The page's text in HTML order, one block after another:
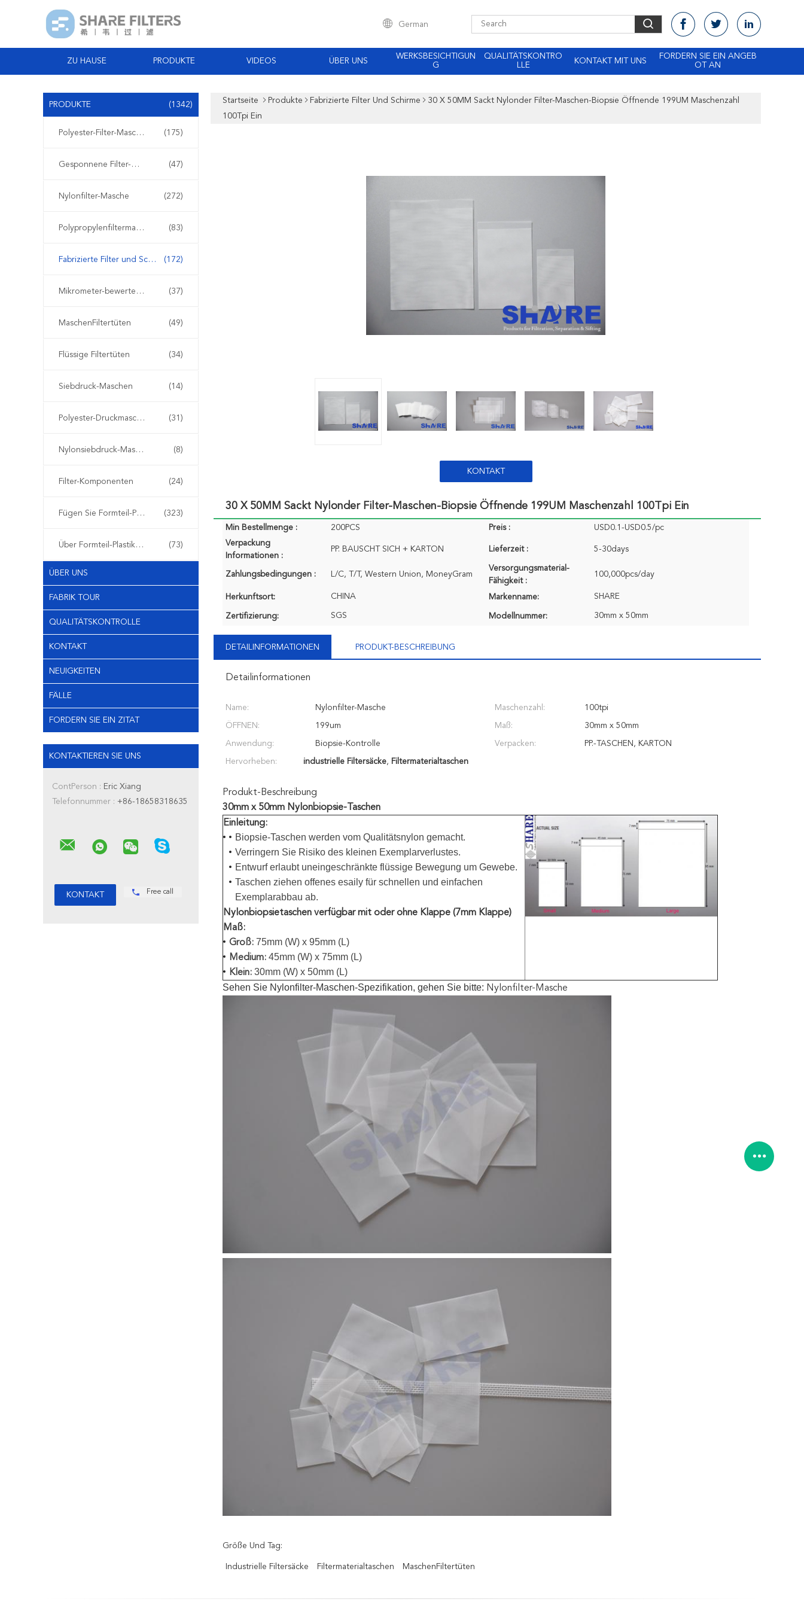
German
ZU HAUSE PRODUKTE VIDEOS ÜBER UNS
WERKSBESICHTIGUN
G
QUALITÄTSKONTRO
LLE
KONTAKT MIT UNS
FORDERN SIE EIN ANGEB
OT AN
PRODUKTE (1342)
Polyester-Filter-Masche (175)
Gesponnene Filter-Masche (47)
Nylonfilter-Masche (272)
Polypropylenfiltermasche (83)
Fabrizierte Filter und Schirme (172)
Mikrometer-bewertete Filtertüten (37)
MaschenFiltertüten (49)
Flüssige Filtertüten (34)
Siebdruck-Maschen (14)
Polyester-Druckmasche (31)
Nylonsiebdruck-Masche (8)
Filter-Komponenten (24)
Fügen Sie Formteil-Plastikfilter ein (323)
Über Formteil-Plastikfiltern (73)
ÜBER UNS
FABRIK TOUR
QUALITÄTSKONTROLLE
KONTAKT
NEUIGKEITEN
FÄLLE
FORDERN SIE EIN ZITAT
KONTAKTIEREN SIE UNS
ContPerson : Eric Xiang
Telefonnummer : +86-18658318635
Free call
Startseite Produkte Fabrizierte Filter Und Schirme
30 X 50MM Sackt Nylonder Filter-Maschen-Biopsie Öffnende 199UM Maschenzahl
100Tpi Ein
KONTAKT
30 X 50MM Sackt Nylonder Filter-Maschen-Biopsie Öffnende 199UM Maschenzahl 100Tpi Ein
Min Bestellmenge : 200PCS Preis :
USD0.1-USD0.5/pc
Verpackung
Informationen :
PP. BAUSCHT SICH + KARTON Lieferzeit : 5-30days
Zahlungsbedingungen : L/C, T/T, Western Union, MoneyGram
Versorgungsmaterial-
Fähigkeit :
100,000pcs/day
Herkunftsort: CHINA Markenname: SHARE
Zertifizierung: SGS Modellnummer: 30mm x 50mm
DETAILINFORMATIONEN PRODUKT-BESCHREIBUNG
Detailinformationen
Name: Nylonfilter-Masche Maschenzahl: 100tpi
ÖFFNEN: 199um Maß: 30mm x 50mm
Anwendung: Biopsie-Kontrolle Verpacken: PP.-TASCHEN, KARTON
Hervorheben: industrielle Filtersäcke, Filtermaterialtaschen
Produkt-Beschreibung
30mm x 50mm Nylonbiopsie-Taschen
Einleitung:
Biopsie-Taschen werden vom Qualitätsnylon gemacht.
Verringern Sie Risiko des kleinen Exemplarverlustes.
Entwurf erlaubt uneingeschränkte flüssige Bewegung um Gewebe.
Taschen ziehen offenes esaily für schnellen und einfachen
Exemplarabbau ab.
Nylonbiopsietaschen verfügbar mit oder ohne Klappe (7mm Klappe)
Maß:
Groß: 75mm (W) x 95mm (L)
Medium: 45mm (W) x 75mm (L)
Klein: 30mm (W) x 50mm (L)
Sehen Sie Nylonfilter-Maschen-Spezifikation, gehen Sie bitte: Nylonfilter-Masche
Größe Und Tag:
Industrielle Filtersäcke Filtermaterialtaschen MaschenFiltertüten